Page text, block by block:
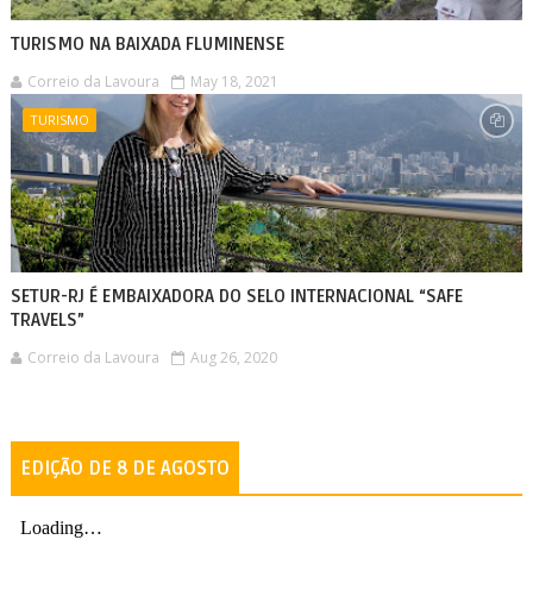
TURISMO NA BAIXADA FLUMINENSE
Correio da Lavoura May 18, 2021
TURISMO
SETUR-RJ É EMBAIXADORA DO SELO INTERNACIONAL “SAFE
TRAVELS”
Correio da Lavoura Aug 26, 2020
EDIÇÃO DE 8 DE AGOSTO